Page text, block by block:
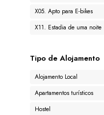
X05. Apto para E-bikes
X11. Estadia de uma noite
Tipo de Alojamento
Alojamento Local
Apartamentos turísticos
Hostel